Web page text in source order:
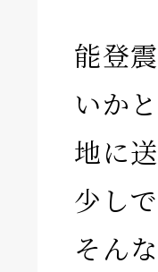
能登
いか
地に
少し
そん